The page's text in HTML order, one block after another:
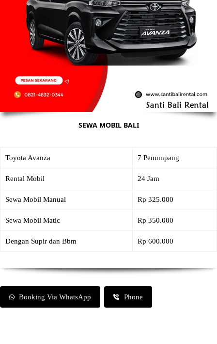
SEWA MOBIL BALI
Toyota Avanza 7 Penumpang
Rental Mobil 24 Jam
Sewa Mobil Manual Rp 325.000
Sewa Mobil Matic Rp 350.000
Dengan Supir dan Bbm Rp 600.000
Booking Via WhatsApp Phone